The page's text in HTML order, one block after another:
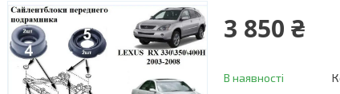
3 850 ₴
В наявності